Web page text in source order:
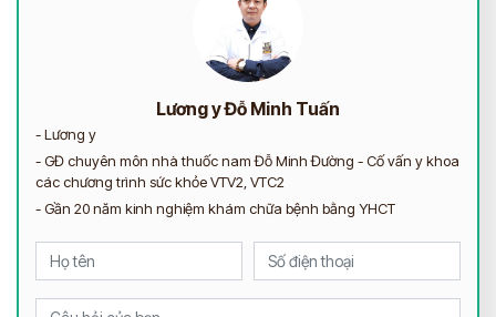
Lương y Đỗ Minh Tuấn
- Lương y
- GĐ chuyên môn nhà thuốc nam Đỗ Minh Đường - Cố vấn y khoa
các chương trình sức khỏe VTV2, VTC2
- Gần 20 năm kinh nghiệm khám chữa bệnh bằng YHCT